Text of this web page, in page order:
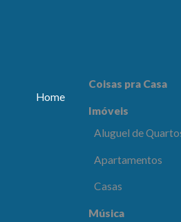
Coisas pra
Lazer e Esportes
Home
Coisas pra Casa
Imóveis
Aluguel de
Apartamentos
Casas
Música